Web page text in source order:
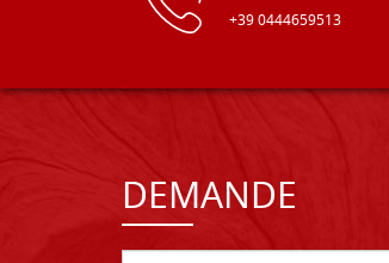
+39 0444659513
DEMANDE